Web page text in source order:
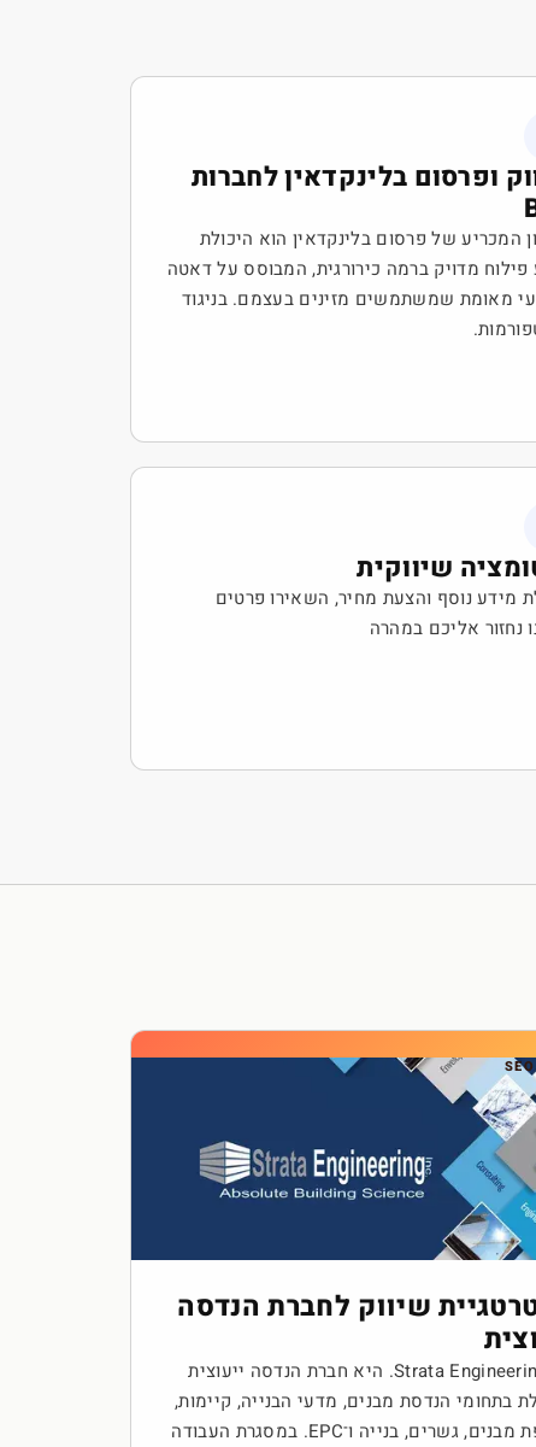
ופרסום בלינקדאין לחברות
המכריע של פרסום בלינקדאין הוא היכולת
פילוח מדויק ברמה כירורגית, המבוסס על דאטה
מאומת שמשתמשים מזינים בעצמם. בניגוד
שיווקית
מידע נוסף והצעת מחיר, השאירו פרטים
נחזור אליכם במהרה
שיווק לחברת הנדסה
Strata Engineering Inc. היא חברת הנדסה ייעוצית
בתחומי הנדסת מבנים, מדעי הבנייה, קיימות,
מעטפת מבנים, גשרים, בנייה ו־EPC. במסגרת העבודה